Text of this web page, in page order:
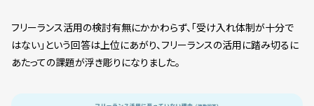
フリーランス活用の検討有無にかかわらず、「受け入れ体制が十分で
はない」という回答は上位にあがり、フリーランスの活用に踏み切るに
あたっての課題が浮き彫りになりました。